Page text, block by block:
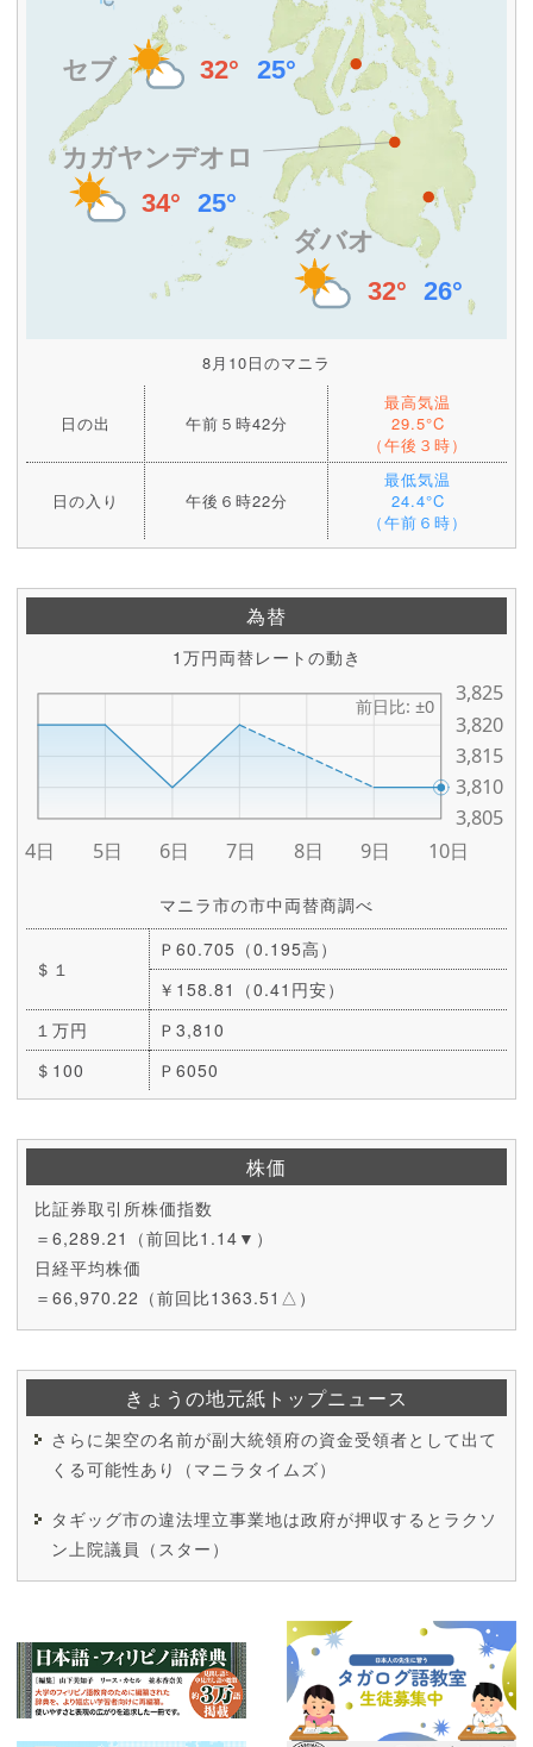
8月10日のマニラ
日の出 午前５時42分
最高気温
29.5°C
（午後３時）
日の入り 午後６時22分
最低気温
24.4°C
（午前６時）
為替
1万円両替レートの動き
マニラ市の市中両替商調べ
＄１
Ｐ60.705（0.195高）
￥158.81（0.41円安）
１万円
Ｐ3,810
＄100
Ｐ6050
株価
比証券取引所株価指数
＝6,289.21（前回比1.14▼）
日経平均株価
＝66,970.22（前回比1363.51△）
きょうの地元紙トップニュース
さらに架空の名前が副大統領府の資金受領者として出て
くる可能性あり（マニラタイムズ）
タギッグ市の違法埋立事業地は政府が押収するとラクソ
ン上院議員（スター）